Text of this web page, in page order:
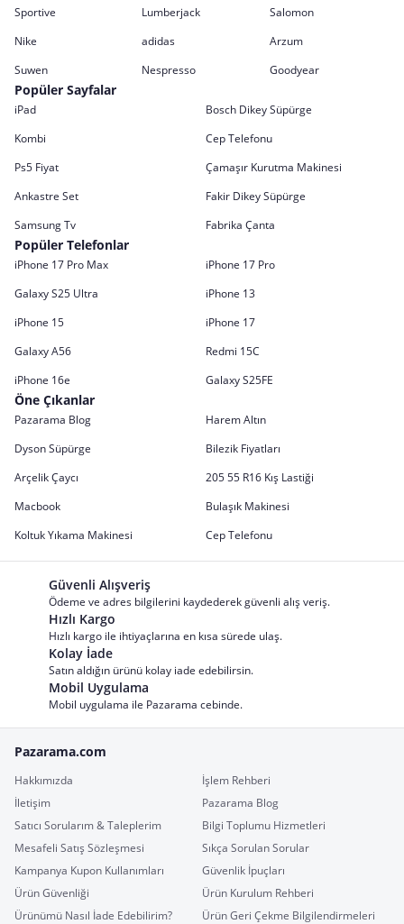
Sportive
Lumberjack
Salomon
Nike
adidas
Arzum
Suwen
Nespresso Goodyear
Popüler Sayfalar
iPad
Bosch Dikey Süpürge
Kombi
Cep Telefonu
Ps5 Fiyat
Çamaşır Kurutma Makinesi
Ankastre Set
Fakir Dikey Süpürge
Samsung Tv
Fabrika Çanta
Popüler Telefonlar
iPhone 17 Pro Max
iPhone 17 Pro
Galaxy S25 Ultra
iPhone 13
iPhone 15
iPhone 17
Galaxy A56
Redmi 15C
iPhone 16e
Galaxy S25FE
Öne Çıkanlar
Pazarama Blog
Harem Altın
Dyson Süpürge
Bilezik Fiyatları
Arçelik Çaycı
205 55 R16 Kış Lastiği
Macbook
Bulaşık Makinesi
Koltuk Yıkama Makinesi
Cep Telefonu
Güvenli Alışveriş
Ödeme ve adres bilgilerini kaydederek güvenli alış veriş.
Hızlı Kargo
Hızlı kargo ile ihtiyaçlarına en kısa sürede ulaş.
Kolay İade
Satın aldığın ürünü kolay iade edebilirsin.
Mobil Uygulama
Mobil uygulama ile Pazarama cebinde.
Pazarama.com
Hakkımızda
İşlem Rehberi
İletişim
Pazarama Blog
Satıcı Sorularım & Taleplerim
Bilgi Toplumu Hizmetleri
Mesafeli Satış Sözleşmesi
Sıkça Sorulan Sorular
Kampanya Kupon Kullanımları
Güvenlik İpuçları
Ürün Güvenliği
Ürün Kurulum Rehberi
Ürünümü Nasıl İade Edebilirim?
Ürün Geri Çekme Bilgilendirmeleri